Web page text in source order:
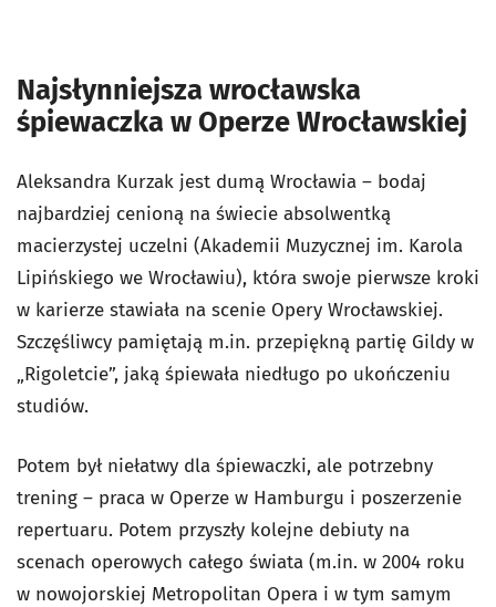
Najsłynniejsza wrocławska
śpiewaczka w Operze Wrocławskiej
Aleksandra Kurzak jest dumą Wrocławia – bodaj
najbardziej cenioną na świecie absolwentką
macierzystej uczelni (Akademii Muzycznej im. Karola
Lipińskiego we Wrocławiu), która swoje pierwsze kroki
w karierze stawiała na scenie Opery Wrocławskiej.
Szczęśliwcy pamiętają m.in. przepiękną partię Gildy w
„Rigoletcie”, jaką śpiewała niedługo po ukończeniu
studiów.
Potem był niełatwy dla śpiewaczki, ale potrzebny
trening – praca w Operze w Hamburgu i poszerzenie
repertuaru. Potem przyszły kolejne debiuty na
scenach operowych całego świata (m.in. w 2004 roku
w nowojorskiej Metropolitan Opera i w tym samym